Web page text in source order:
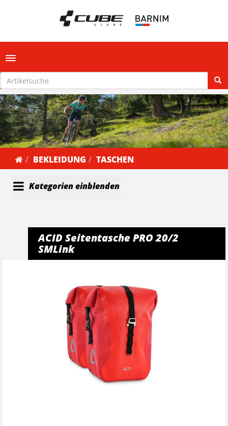
Toggle navigation
BEKLEIDUNG TASCHEN
Kategorien einblenden
ACID Seitentasche PRO 20/2
SMLink